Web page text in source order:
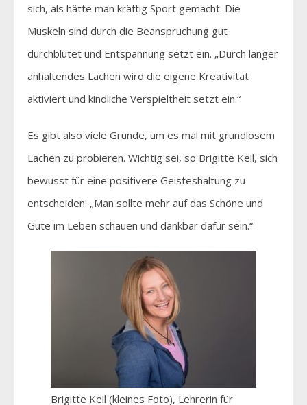
sich, als hätte man kräftig Sport gemacht. Die
Muskeln sind durch die Beanspruchung gut
durchblutet und Entspannung setzt ein. „Durch länger
anhaltendes Lachen wird die eigene Kreativität
aktiviert und kindliche Verspieltheit setzt ein.“
Es gibt also viele Gründe, um es mal mit grundlosem
Lachen zu probieren. Wichtig sei, so Brigitte Keil, sich
bewusst für eine positivere Geisteshaltung zu
entscheiden: „Man sollte mehr auf das Schöne und
Gute im Leben schauen und dankbar dafür sein.“
Brigitte Keil (kleines Foto), Lehrerin für